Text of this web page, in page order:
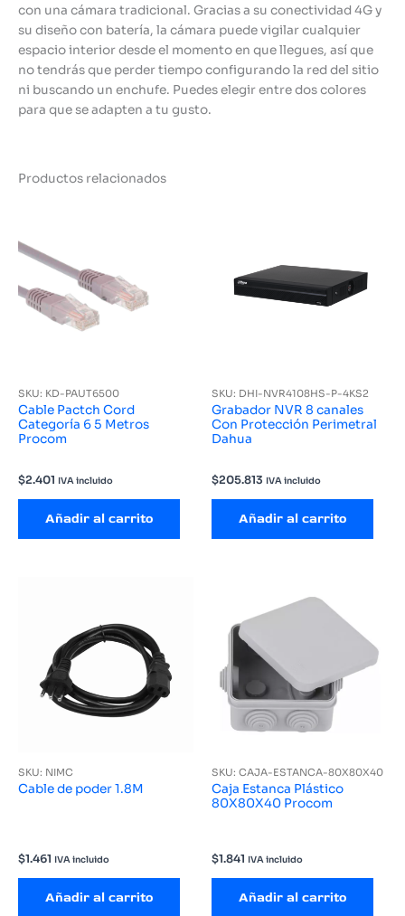
con una cámara tradicional. Gracias a su conectividad 4G y
su diseño con batería, la cámara puede vigilar cualquier
espacio interior desde el momento en que llegues, así que
no tendrás que perder tiempo configurando la red del sitio
ni buscando un enchufe. Puedes elegir entre dos colores
para que se adapten a tu gusto.
Productos relacionados
SKU: KD-PAUT6500
Cable Pactch Cord
Categoría 6 5 Metros
Procom
$2.401 IVA incluido
Añadir al carrito
SKU: DHI-NVR4108HS-P-4KS2
Grabador NVR 8 canales
Con Protección Perimetral
Dahua
$205.813 IVA incluido
Añadir al carrito
SKU: NIMC
Cable de poder 1.8M
$1.461 IVA incluido
Añadir al carrito
SKU: CAJA-ESTANCA-80X80X40
Caja Estanca Plástico
80X80X40 Procom
$1.841 IVA incluido
Añadir al carrito